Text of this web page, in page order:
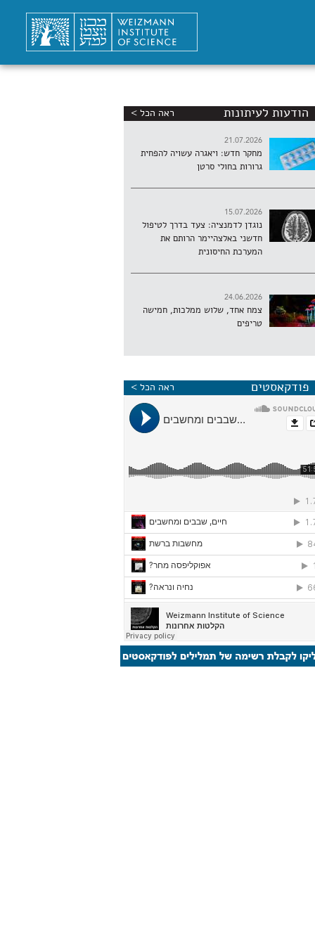
הודעות לעיתונות ראה הכל >
21.07.2026
מחקר חדש: ויאגרה עשויה להפחית
גרורות בחולי סרטן
15.07.2026
נוגדן לדמנציה: צעד בדרך לטיפול
חדשני באלצהיימר הרותם את
המערכת החיסונית
24.06.2026
צמח אחד, שלוש ממלכות, חמישה
טריפים
פודקאסטים ראה הכל >